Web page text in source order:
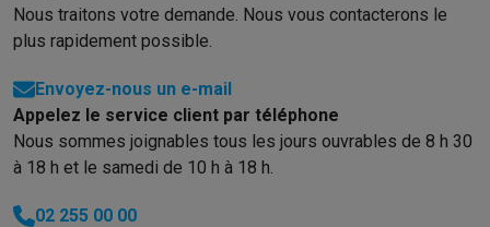
Nous traitons votre demande. Nous vous contacterons le
plus rapidement possible.
Envoyez-nous un e-mail
Appelez le service client par téléphone
Nous sommes joignables tous les jours ouvrables de 8 h 30
à 18 h et le samedi de 10 h à 18 h.
02 255 00 00